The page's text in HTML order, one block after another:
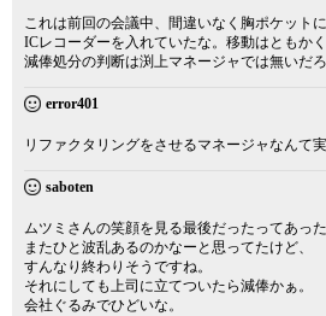
これは前回の会議中、間違いなく胸ポケットに
ICレコーダーを入れていたな。移動はともかく
減俸処分の判断は渕上マネージャでは無いだろ
error401
リファクタリングをさせるマネージャなんて
saboten
ムツミさんの笑顔を見る最後だったってあった
またひと波乱あるのかなーと思ってたけど、
すんなり終わりそうですね。
それにしても上司に立てついたら減俸かぁ。
会社ぐるみでひどいな。